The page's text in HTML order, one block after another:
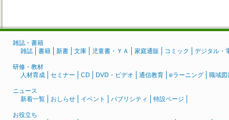
雑誌・書籍
雑誌
書籍 新書 文庫 児童書・ＹＡ 家庭通販 コミック デジタル・
研修・教材
人材育成
セミナー CD DVD・ビデオ 通信教育 eラーニング 職域図
ニュース
新着一覧
おしらせ イベント パブリシティ 特設ページ
お役立ち